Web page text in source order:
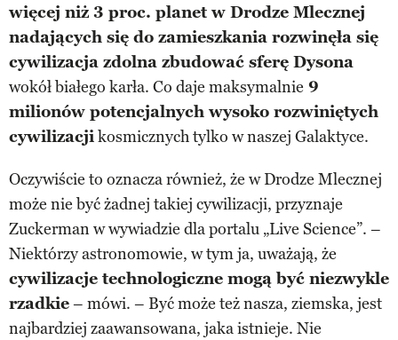
więcej niż 3 proc. planet w Drodze Mlecznej
nadających się do zamieszkania rozwinęła się
cywilizacja zdolna zbudować sferę Dysona
wokół białego karła. Co daje maksymalnie 9
milionów potencjalnych wysoko rozwiniętych
cywilizacjikosmicznych tylko w naszej Galaktyce.
Oczywiście to oznacza również, że w Drodze Mlecznej
może nie być żadnej takiej cywilizacji, przyznaje
Zuckerman w wywiadzie dla portalu „Live Science”. –
Niektórzy astronomowie, w tym ja, uważają, że
cywilizacje technologiczne mogą być niezwykle
rzadkie– mówi. – Być może też nasza, ziemska, jest
najbardziej zaawansowana, jaka istnieje. Nie